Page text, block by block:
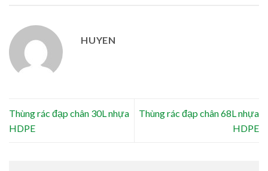
HUYEN
Thùng rác đạp chân 30L nhựa
HDPE
Thùng rác đạp chân 68L nhựa
HDPE